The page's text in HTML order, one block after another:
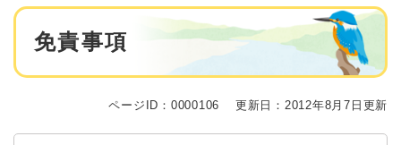
本
免責事項
ページID：0000106 更新日：2012年8月7日更新